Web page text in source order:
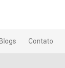
Contato